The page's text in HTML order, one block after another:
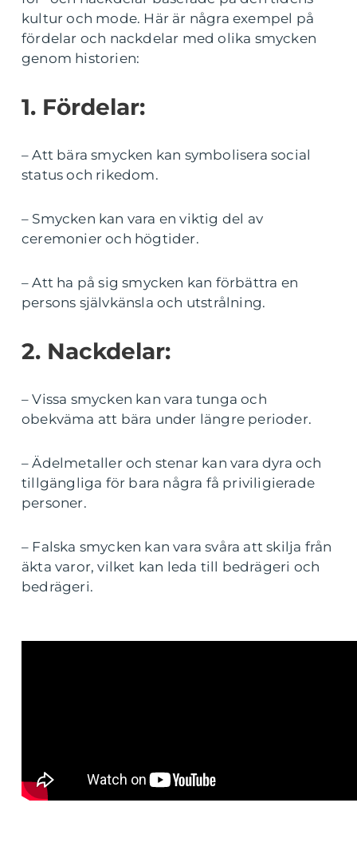
kultur och mode. Här är några exempel på
fördelar och nackdelar med olika smycken
genom historien:
1. Fördelar:
– Att bära smycken kan symbolisera social
status och rikedom.
– Smycken kan vara en viktig del av
ceremonier och högtider.
– Att ha på sig smycken kan förbättra en
persons självkänsla och utstrålning.
2. Nackdelar:
– Vissa smycken kan vara tunga och
obekväma att bära under längre perioder.
– Ädelmetaller och stenar kan vara dyra och
tillgängliga för bara några få priviligierade
personer.
– Falska smycken kan vara svåra att skilja från
äkta varor, vilket kan leda till bedrägeri och
bedrägeri.